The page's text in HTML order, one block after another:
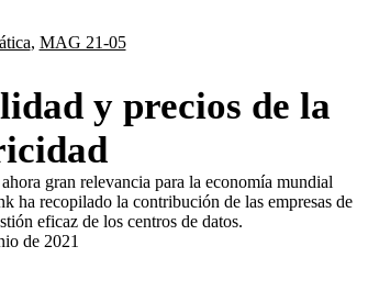
, MAG 21-05
y precios de la
gran relevancia para la economía mundial
ha recopilado la contribución de las empresas de
eficaz de los centros de datos.
de 2021